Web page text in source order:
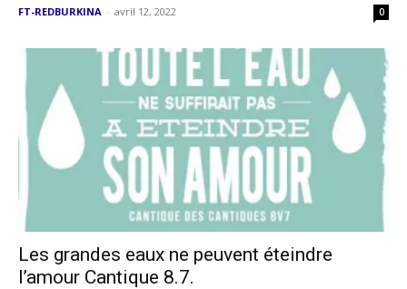
FT-REDBURKINA - avril 12, 2022 0
Les grandes eaux ne peuvent éteindre
l’amour Cantique 8.7.